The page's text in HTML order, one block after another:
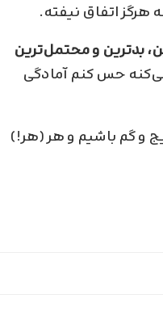
بدترین و محتمل‌ترین
حس کنم آمادگی
و گم باشیم و هر (هر!)